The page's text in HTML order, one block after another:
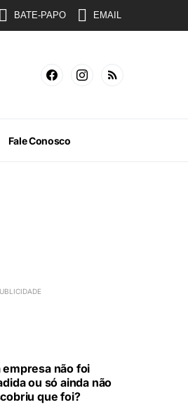
BATE-PAPO EMAIL
Fale Conosco
empresa não foi
ou só ainda não
que foi?